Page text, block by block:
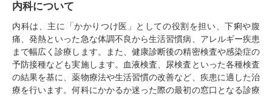
内科について
内科は、主に「かかりつけ医」としての役割を担い、下痢や腹
痛、発熱といった急な体調不良から生活習慣病、アレルギー疾患
まで幅広く診療します。また、健康診断後の精密検査や感染症の
予防接種なども実施します。血液検査、尿検査といった各種検査
の結果を基に、薬物療法や生活習慣の改善など、疾患に適した治
療を行います。何科にかかるか迷った際の最初の窓口となる診療